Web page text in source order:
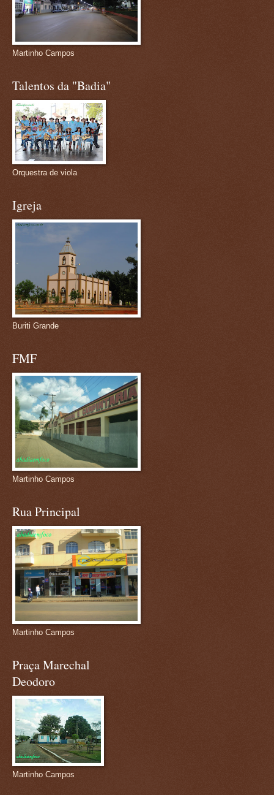
Martinho Campos
Talentos da "Badia"
Orquestra de viola
Igreja
Buriti Grande
FMF
Martinho Campos
Rua Principal
Martinho Campos
Praça Marechal
Deodoro
Martinho Campos